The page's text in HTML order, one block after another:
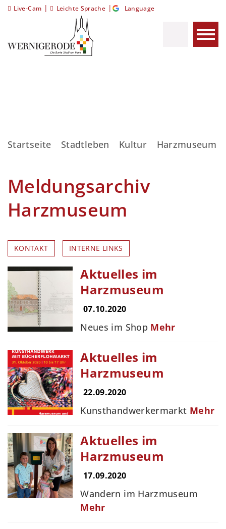
Live-Cam | Leichte Sprache | Language
Startseite Stadtleben Kultur Harzmuseum
Meldungsarchiv
Harzmuseum
KONTAKT INTERNE LINKS
Aktuelles im
Harzmuseum
07.10.2020
Neues im Shop Mehr
Aktuelles im
Harzmuseum
22.09.2020
Kunsthandwerkermarkt Mehr
Aktuelles im
Harzmuseum
17.09.2020
Wandern im Harzmuseum
Mehr